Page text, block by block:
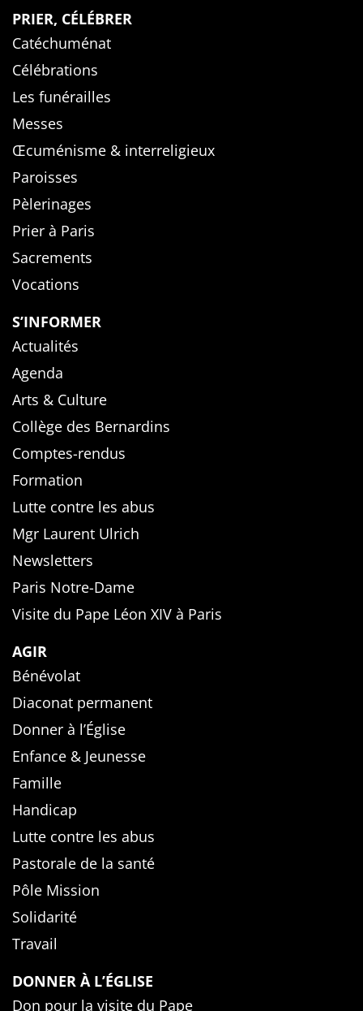
PRIER, CÉLÉBRER
Catéchuménat
Célébrations
Les funérailles
Messes
Œcuménisme & interreligieux
Paroisses
Pèlerinages
Prier à Paris
Sacrements
Vocations
S’INFORMER
Actualités
Agenda
Arts & Culture
Collège des Bernardins
Comptes-rendus
Formation
Lutte contre les abus
Mgr Laurent Ulrich
Newsletters
Paris Notre-Dame
Visite du Pape Léon XIV à Paris
AGIR
Bénévolat
Diaconat permanent
Donner à l’Église
Enfance & Jeunesse
Famille
Handicap
Lutte contre les abus
Pastorale de la santé
Pôle Mission
Solidarité
Travail
DONNER À L’ÉGLISE
Don pour la visite du Pape